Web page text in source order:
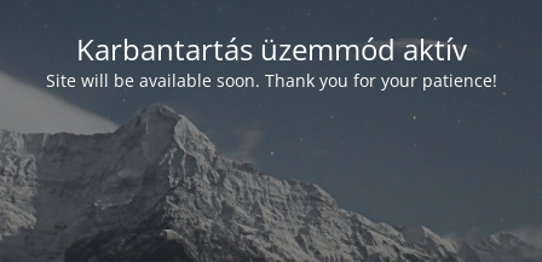
Karbantartás üzemmód aktív
Site will be available soon. Thank you for your patience!